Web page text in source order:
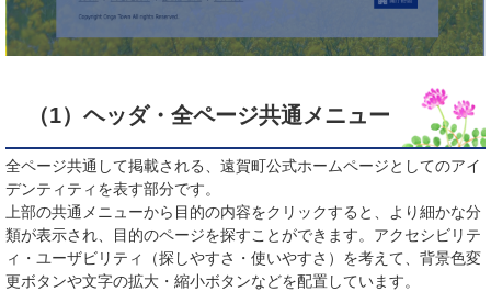
（1）ヘッダ・全ページ共通メニュー
全ページ共通して掲載される、遠賀町公式ホームページとしてのアイ
デンティティを表す部分です。
上部の共通メニューから目的の内容をクリックすると、より細かな分
類が表示され、目的のページを探すことができます。アクセシビリテ
ィ・ユーザビリティ（探しやすさ・使いやすさ）を考えて、背景色変
更ボタンや文字の拡大・縮小ボタンなどを配置しています。